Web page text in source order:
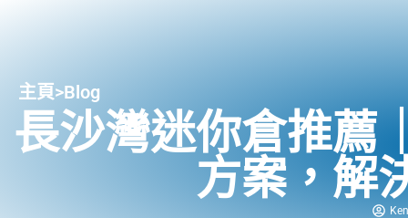
主頁>Blog
長沙灣迷你倉推薦
方案，解